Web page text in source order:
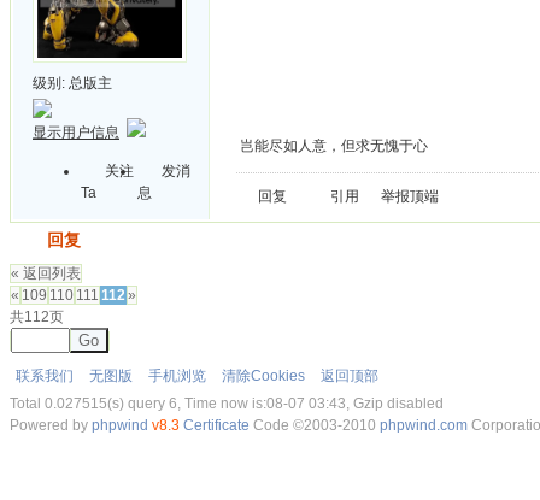
级别: 总版主
显示用户信息
关注
Ta
发消
息
岂能尽如人意，但求无愧于心
回复 引用 举报顶端
回复
« 返回列表
« 109 110 111 112»
共112页
Go
联系我们 无图版 手机浏览 清除Cookies
返回顶部
Total 0.027515(s) query 6, Time now is:08-07 03:43, Gzip disabled
Powered by phpwind v8.3 Certificate Code ©2003-2010 phpwind.com